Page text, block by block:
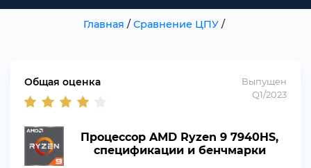
Главная / Сравнение ЦПУ /
Общая оценка
Выпущен
Q1/2023
Процессор AMD Ryzen 9 7940HS,
спецификации и бенчмарки